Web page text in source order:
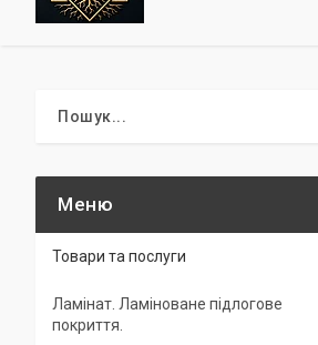
Товари та послуги
Ламінат. Ламіноване підлогове
покриття.